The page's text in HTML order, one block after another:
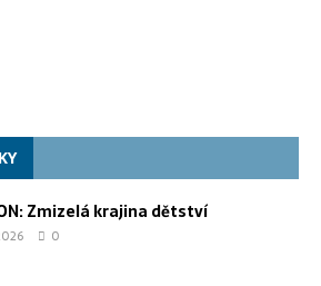
Zmizelá krajina dětství
0